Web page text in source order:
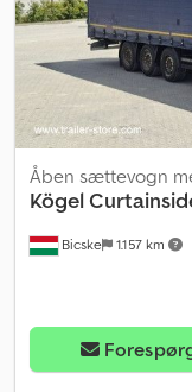
fuldservicekontrakter
rådighed for
Bicske 1.157 km
Åben sættevogn
Kögel